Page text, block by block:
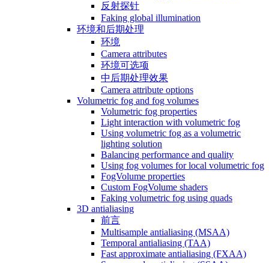
反射探针
Faking global illumination
环境和后期处理
环境
Camera attributes
环境可选项
中后期处理效果
Camera attribute options
Volumetric fog and fog volumes
Volumetric fog properties
Light interaction with volumetric fog
Using volumetric fog as a volumetric
lighting solution
Balancing performance and quality
Using fog volumes for local volumetric fog
FogVolume properties
Custom FogVolume shaders
Faking volumetric fog using quads
3D antialiasing
前言
Multisample antialiasing (MSAA)
Temporal antialiasing (TAA)
Fast approximate antialiasing (FXAA)